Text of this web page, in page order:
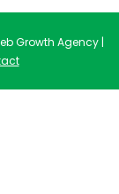
Growth Agency |